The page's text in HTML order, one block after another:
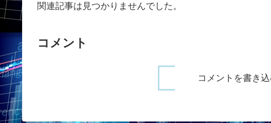
関連記事は見つかりませんでした。
コメント
コメントを書き